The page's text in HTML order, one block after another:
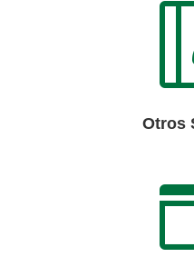
Otros